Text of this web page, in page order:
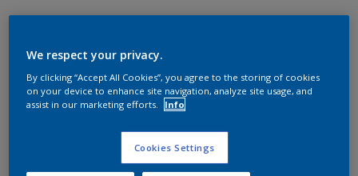
We respect your privacy.
By clicking “Accept All Cookies”, you agree to the storing of cookies
on your device to enhance site navigation, analyze site usage, and
assist in our marketing efforts.
Info
Cookies Settings